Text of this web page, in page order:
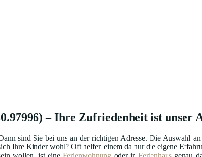
– Ihre Zufriedenheit ist unser
sind Sie bei uns an der richtigen Adresse. Die Auswahl an
Ihre Kinder wohl? Oft helfen einem da nur die eigene
wollen, ist eineFerienwohnung oder inFerienhaus genau